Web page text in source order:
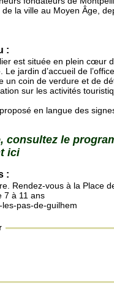
la ville au Moyen Âge,
:
est située en plein cœur
jardin d’accueil de
un coin de verdure et de
sur les activités
en langue des
consultez le
ici
:
Rendez-vous à la Place
7 à 11 ans
pas-de-guilhem